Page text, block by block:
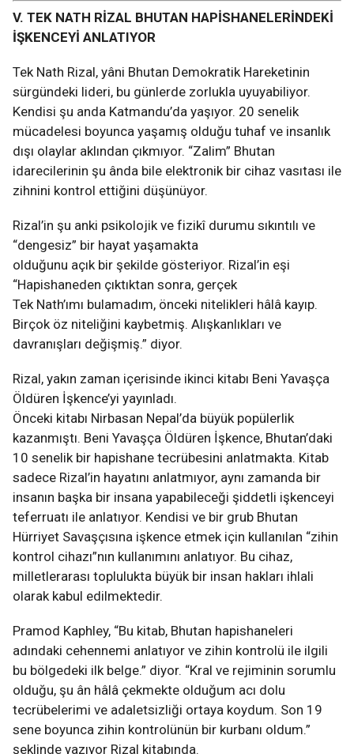
V. TEK NATH RİZAL BHUTAN HAPİSHANELERİNDEKİ
İŞKENCEYİ ANLATIYOR
Tek Nath Rizal, yâni Bhutan Demokratik Hareketinin
sürgündeki lideri, bu günlerde zorlukla uyuyabiliyor.
Kendisi şu anda Katmandu’da yaşıyor. 20 senelik
mücadelesi boyunca yaşamış olduğu tuhaf ve insanlık
dışı olaylar aklından çıkmıyor. “Zalim” Bhutan
idarecilerinin şu ânda bile elektronik bir cihaz vasıtası ile
zihnini kontrol ettiğini düşünüyor.
Rizal’in şu anki psikolojik ve fizikî durumu sıkıntılı ve
“dengesiz” bir hayat yaşamakta
olduğunu açık bir şekilde gösteriyor. Rizal’in eşi
“Hapishaneden çıktıktan sonra, gerçek
Tek Nath’ımı bulamadım, önceki nitelikleri hâlâ kayıp.
Birçok öz niteliğini kaybetmiş. Alışkanlıkları ve
davranışları değişmiş.” diyor.
Rizal, yakın zaman içerisinde ikinci kitabı Beni Yavaşça
Öldüren İşkence’yi yayınladı.
Önceki kitabı Nirbasan Nepal’da büyük popülerlik
kazanmıştı. Beni Yavaşça Öldüren İşkence, Bhutan’daki
10 senelik bir hapishane tecrübesini anlatmakta. Kitab
sadece Rizal’in hayatını anlatmıyor, aynı zamanda bir
insanın başka bir insana yapabileceği şiddetli işkenceyi
teferruatı ile anlatıyor. Kendisi ve bir grub Bhutan
Hürriyet Savaşçısına işkence etmek için kullanılan “zihin
kontrol cihazı”nın kullanımını anlatıyor. Bu cihaz,
milletlerarası toplulukta büyük bir insan hakları ihlali
olarak kabul edilmektedir.
Pramod Kaphley, “Bu kitab, Bhutan hapishaneleri
adındaki cehennemi anlatıyor ve zihin kontrolü ile ilgili
bu bölgedeki ilk belge.” diyor. “Kral ve rejiminin sorumlu
olduğu, şu ân hâlâ çekmekte olduğum acı dolu
tecrübelerimi ve adaletsizliği ortaya koydum. Son 19
sene boyunca zihin kontrolünün bir kurbanı oldum.”
şeklinde yazıyor Rizal kitabında.